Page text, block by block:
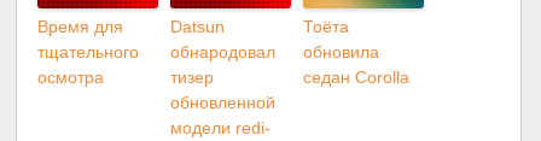
Время для
тщательного
осмотра
Datsun
обнародовал
тизер
обновленной
модели redi-
Тоёта
обновила
седан Corolla